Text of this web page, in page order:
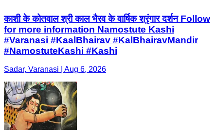
काशी के कोतवाल श्री काल भैरव के वार्षिक श्रृंगार दर्शन Follow
for more information Namostute Kashi
#Varanasi #KaalBhairav #KalBhairavMandir
#NamostuteKashi #Kashi
Sadar, Varanasi | Aug 6, 2026